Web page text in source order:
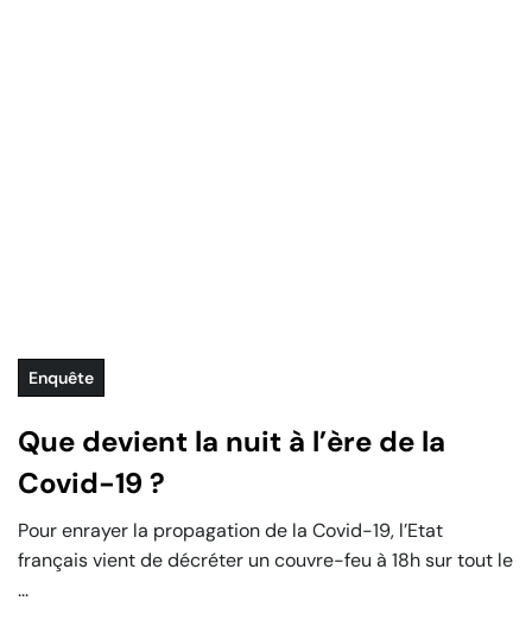
Enquête
Que devient la nuit à l’ère de la
Covid-19 ?
Pour enrayer la propagation de la Covid-19, l’Etat
français vient de décréter un couvre-feu à 18h sur tout le
...